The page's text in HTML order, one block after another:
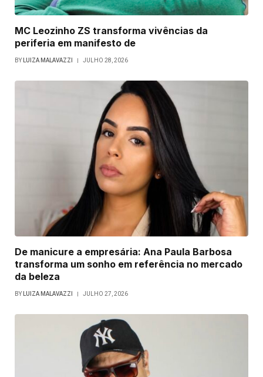
MC Leozinho ZS transforma vivências da
periferia em manifesto de
BY LUIZA MALAVAZZI JULHO 28, 2026
De manicure a empresária: Ana Paula Barbosa
transforma um sonho em referência no mercado
da beleza
BY LUIZA MALAVAZZI JULHO 27, 2026